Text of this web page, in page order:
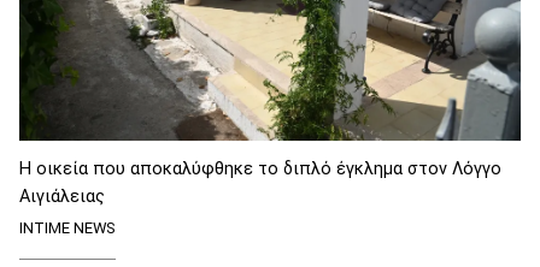
Η οικεία που αποκαλύφθηκε το διπλό έγκλημα στον Λόγγο
Αιγιάλειας
INTIME NEWS